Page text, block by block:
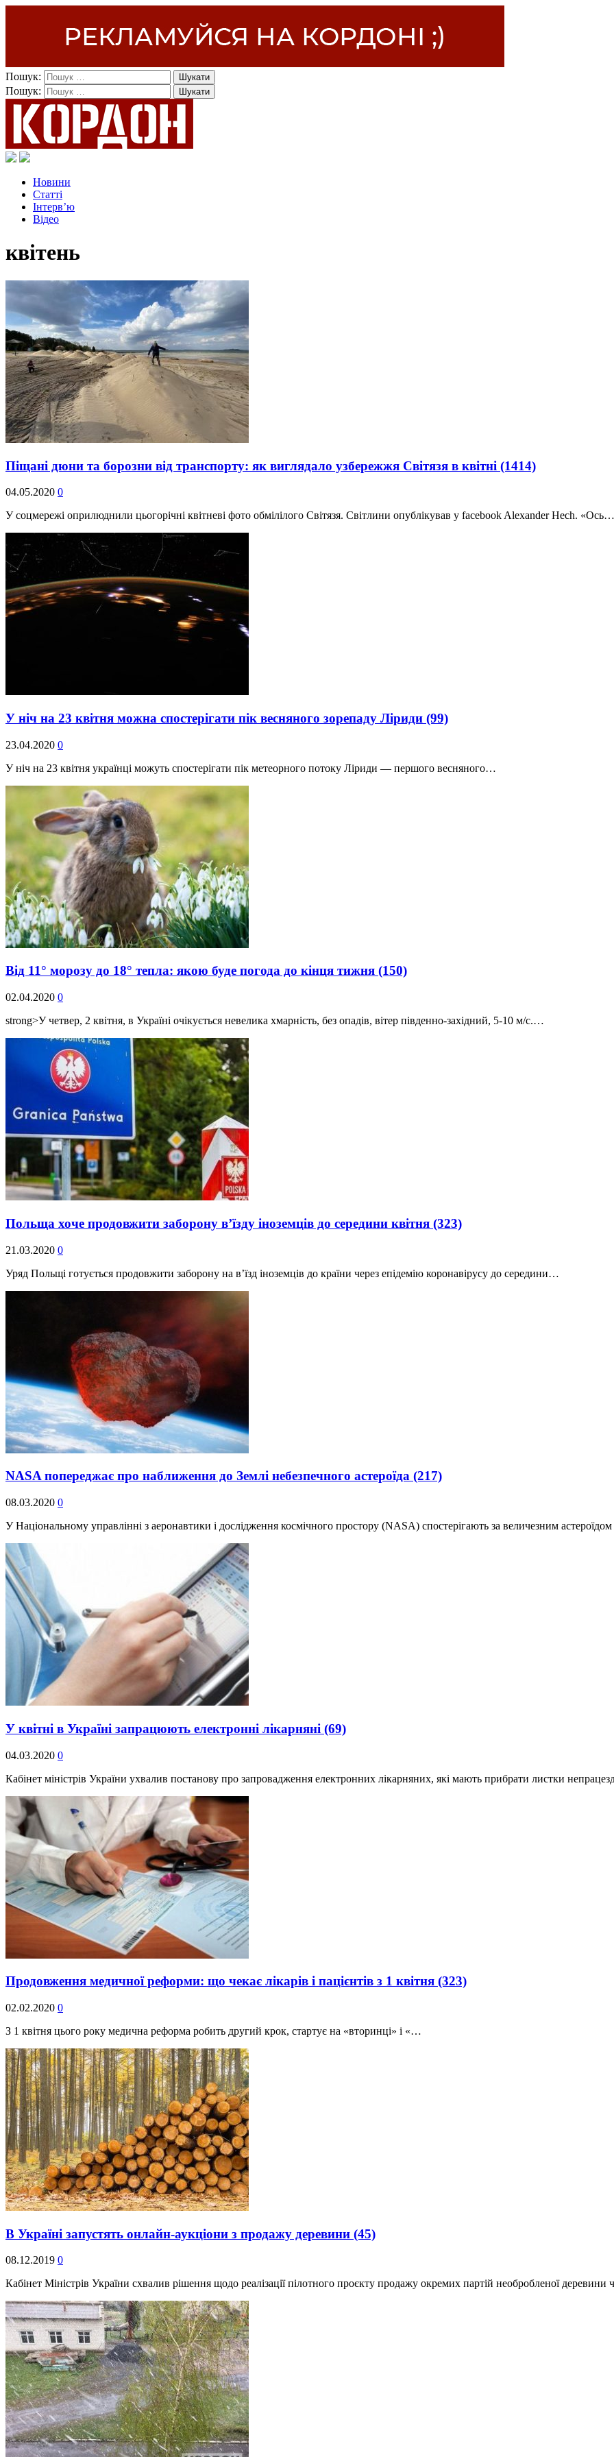
Пошук:
Пошук:
Новини
Статті
Інтерв’ю
Відео
квітень
Піщані дюни та борозни від транспорту: як виглядало узбережжя Світязя в квітні (1414)
04.05.2020 0
У соцмережі оприлюднили цьогорічні квітневі фото обмілілого Світязя. Світлини опублікував у facebook Alexander Hech. «Ось…
У ніч на 23 квітня можна спостерігати пік весняного зорепаду Ліриди (99)
23.04.2020 0
У ніч на 23 квітня українці можуть спостерігати пік метеорного потоку Ліриди — першого весняного…
Від 11° морозу до 18° тепла: якою буде погода до кінця тижня (150)
02.04.2020 0
strong>У четвер, 2 квітня, в Україні очікується невелика хмарність, без опадів, вітер південно-західний, 5-10 м/с.…
Польща хоче продовжити заборону в’їзду іноземців до середини квітня (323)
21.03.2020 0
Уряд Польщі готується продовжити заборону на в’їзд іноземців до країни через епідемію коронавірусу до середини…
NASA попереджає про наближення до Землі небезпечного астероїда (217)
08.03.2020 0
У Національному управлінні з аеронавтики і дослідження космічного простору (NASA) спостерігають за величезним
У квітні в Україні запрацюють електронні лікарняні (69)
04.03.2020 0
Кабінет міністрів України ухвалив постанову про запровадження електронних лікарняних, які мають прибрати листки
Продовження медичної реформи: що чекає лікарів і пацієнтів з 1 квітня (323)
02.02.2020 0
З 1 квітня цього року медична реформа робить другий крок, стартує на «вторинці» і «…
В Україні запустять онлайн-аукціони з продажу деревини (45)
08.12.2019 0
Кабінет Міністрів України схвалив рішення щодо реалізації пілотного проєкту продажу окремих партій необробленої деревини